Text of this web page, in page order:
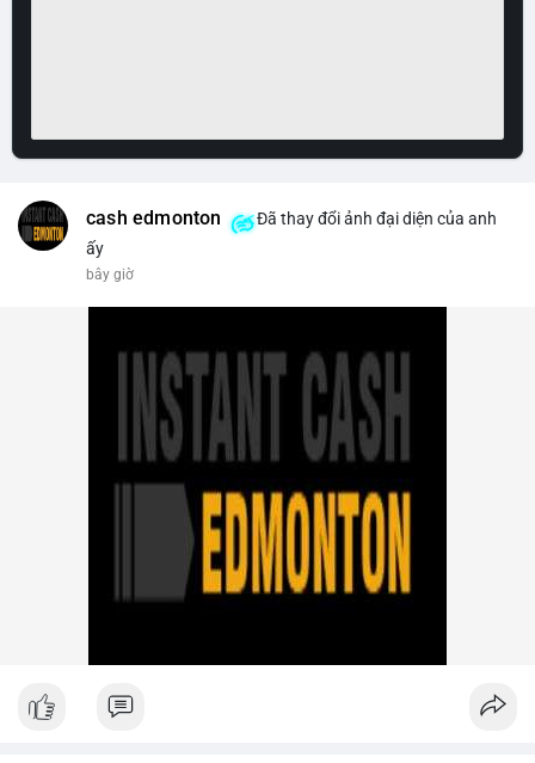
cash edmonton
Đã thay đổi ảnh đại diện của anh
ấy
1 m